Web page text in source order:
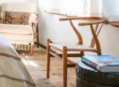
и надолу или